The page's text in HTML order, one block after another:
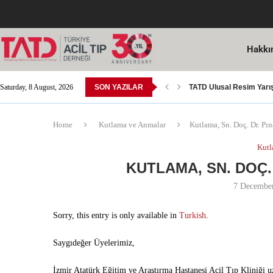
Saturday, 8 August, 2026 SON YAZILAR TATD Ulusal Resim
Home Kutlama ve Anmalar Kutlama, Sn. Doç. Dr.
KUTLAMA, SN.
7
Sorry, this entry is only available in Turkish.
Saygıdeğer Üyelerimiz,
İzmir Atatürk Eğitim ve Araştırma Hastanesi Acil Tıp Kliniği